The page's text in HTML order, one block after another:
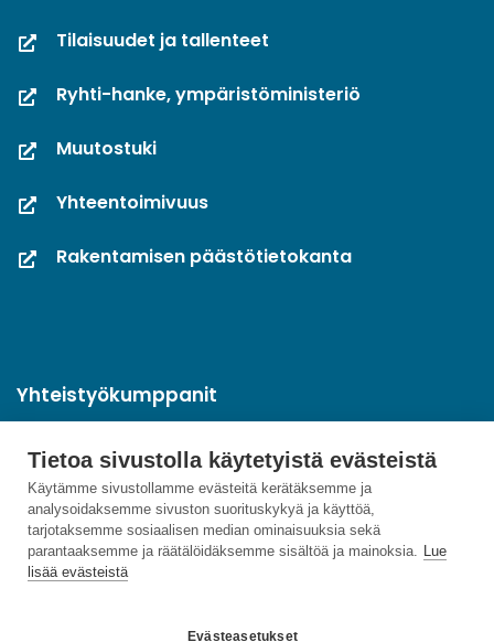
Tietoa sivustolla käytetyistä evästeistä
Käytämme sivustollamme evästeitä kerätäksemme ja
analysoidaksemme sivuston suorituskykyä ja käyttöä,
tarjotaksemme sosiaalisen median ominaisuuksia sekä
parantaaksemme ja räätälöidäksemme sisältöä ja mainoksia. Lue
lisää evästeistä
Evästeasetukset
Tilaisuudet ja tallenteet
Ryhti-hanke, ympäristöministeriö
Muutostuki
Yhteentoimivuus
Rakentamisen päästötietokanta
Yhteistyökumppanit